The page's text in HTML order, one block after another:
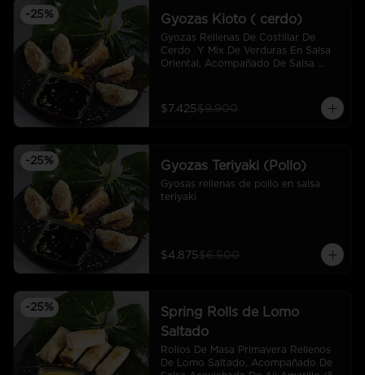
-25% Gyozas Kioto ( cerdo)
Gyozas Rellenas De Costillar De
Cerdo  Y Mix De Verduras En Salsa
Oriental, Acompañado De Salsa
$7.425$9.900
-25% Gyozas Teriyaki (Pollo)
Gyosas rellenas de pollo en salsa
teriyaki
$4.875$6.500
-25%
Spring Rolls de Lomo
Saltado
Rollos De Masa Primavera Rellenos
De Lomo Saltado, Acompañado De